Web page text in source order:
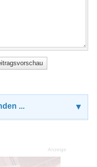
... ▼
Anzeige